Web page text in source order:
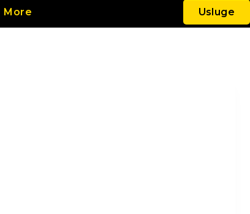
More Usluge